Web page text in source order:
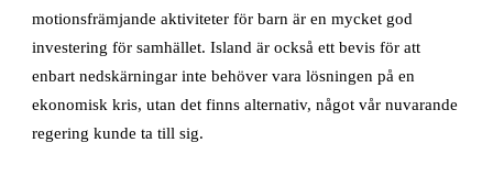
motionsfrämjande aktiviteter för barn är en mycket god
investering för samhället. Island är också ett bevis för att
enbart nedskärningar inte behöver vara lösningen på en
ekonomisk kris, utan det finns alternativ, något vår nuvarande
regering kunde ta till sig.